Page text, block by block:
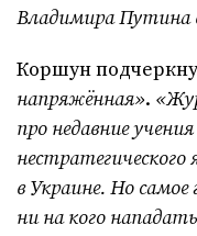
Владимира Путина
Коршун
напряжённая».
про недавние
в Украине. Но
ни на кого